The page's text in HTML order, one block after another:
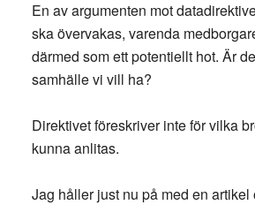
En av argumenten mot
ska övervakas, varenda
därmed som ett potentiellt hot. Är
samhälle vi vill ha?
Direktivet föreskriver inte för vilka
kunna anlitas.
Jag håller just nu på med en artikel